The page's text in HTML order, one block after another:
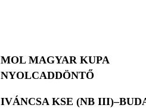
MOL MAGYAR KUPA
NYOLCADDÖNTŐ
IVÁNCSA KSE (NB